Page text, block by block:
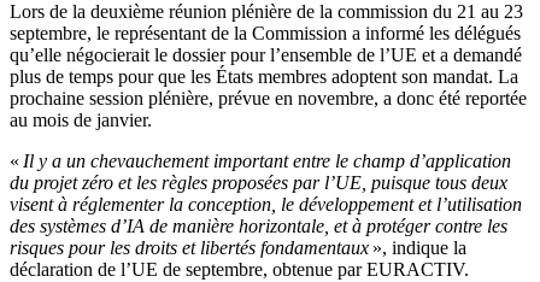
Lors de la deuxième réunion plénière de la commission du 21 au 23
septembre, le représentant de la Commission a informé les délégués
qu’elle négocierait le dossier pour l’ensemble de l’UE et a demandé
plus de temps pour que les États membres adoptent son mandat. La
prochaine session plénière, prévue en novembre, a donc été reportée
au mois de janvier.
« Il y a un chevauchement important entre le champ d’application
du projet zéro et les règles proposées par l’UE, puisque tous deux
visent à réglementer la conception, le développement et l’utilisation
des systèmes d’IA de manière horizontale, et à protéger contre les
risques pour les droits et libertés fondamentaux », indique la
déclaration de l’UE de septembre, obtenue par EURACTIV.